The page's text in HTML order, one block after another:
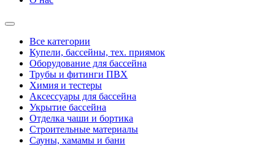
Все категории
Купели, бассейны, тех. приямок
Оборудование для бассейна
Трубы и фитинги ПВХ
Химия и тестеры
Аксессуары для бассейна
Укрытие бассейна
Отделка чаши и бортика
Строительные материалы
Сауны, хамамы и бани